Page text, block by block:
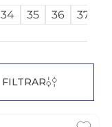
34 35 36 37
FILTRAR